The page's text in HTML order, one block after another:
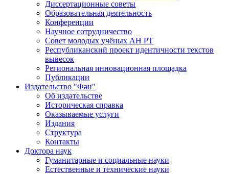
Диссертационные советы
Образовательная деятельность
Конференции
Научное сотрудничество
Совет молодых учёных АН РТ
Республиканский проект идентичности текстов
вывесок
Региональная инновационная площадка
Публикации
Издательство "Фән"
Об издательстве
Историческая справка
Оказываемые услуги
Издания
Структура
Контакты
Доктора наук
Гуманитарные и социальные науки
Естественные и технические науки